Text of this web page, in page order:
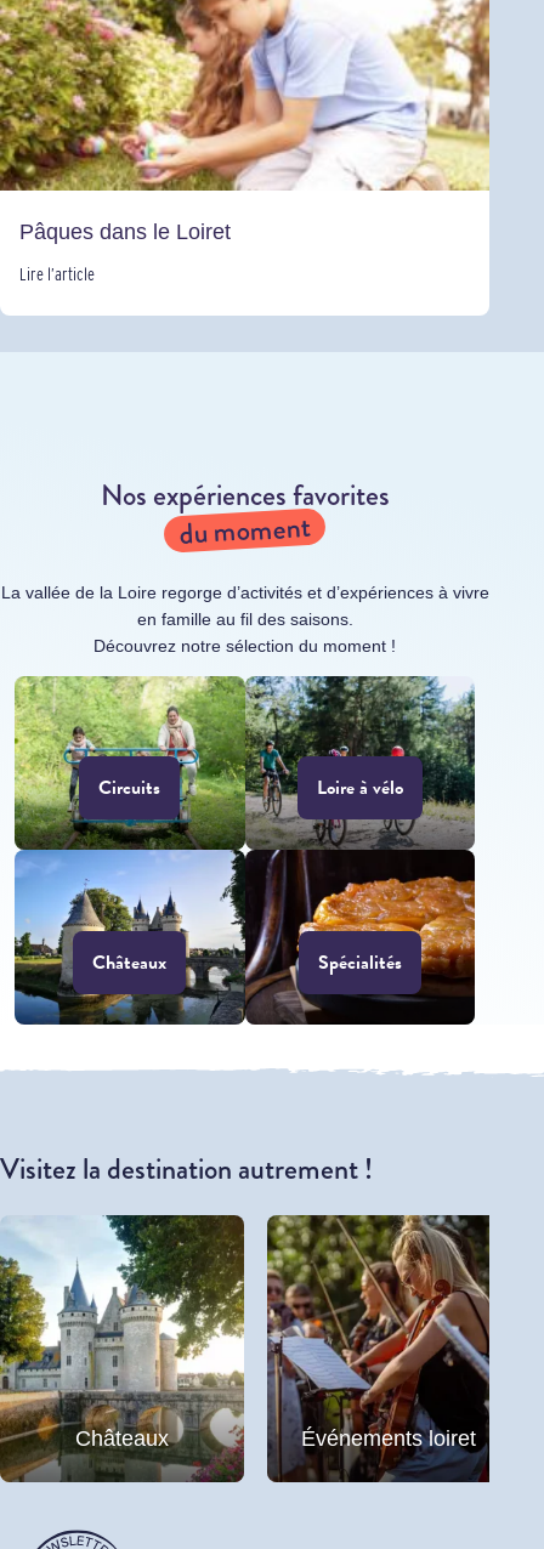
Pâques dans le Loiret
Lire l’article
Nos expériences favorites
du moment
La vallée de la Loire regorge d’activités et d’expériences à vivre
en famille au fil des saisons.
Découvrez notre sélection du moment !
Circuits Loire à vélo
Châteaux Spécialités
Visitez la destination autrement !
Châteaux Événements loiret